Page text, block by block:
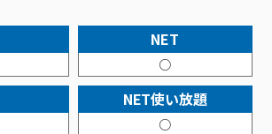
＆サポートパックサービス料⾦表
ゼント
ー
料団体⼀括⽀払
防犯カメラ
ービス
トギガシェアプラン
料⾦
ービス
リュー
ク
フォントップ
ービス
き×ポテト
るサービス
にするサービストップ
メール
NET
○
NET使い放題
○